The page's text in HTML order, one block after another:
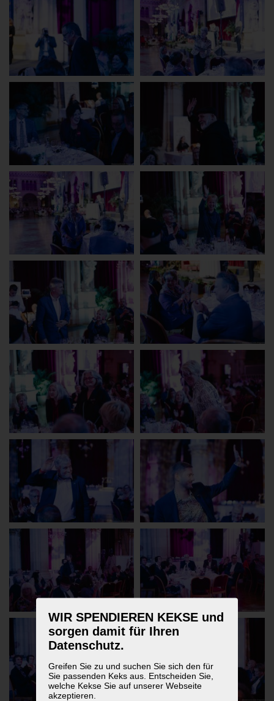
WIR SPENDIEREN KEKSE und
sorgen damit für Ihren
Datenschutz.
Greifen Sie zu und suchen Sie sich den für
Sie passenden Keks aus. Entscheiden Sie,
welche Kekse Sie auf unserer Webseite
akzeptieren.